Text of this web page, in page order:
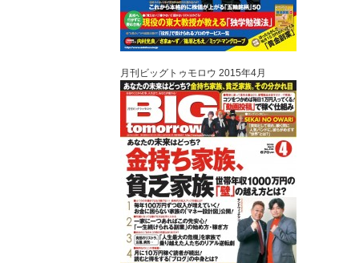
月刊ビッグトゥモロウ 2015年4月